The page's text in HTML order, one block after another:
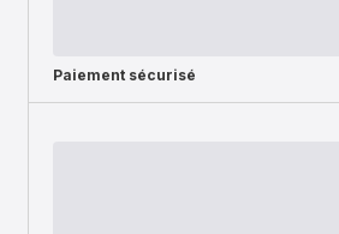
Paiement sécurisé